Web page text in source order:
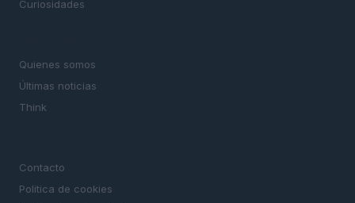
Curiosidades
Quienes somos
Últimas noticias
Think
Contacto
Politica de cookies